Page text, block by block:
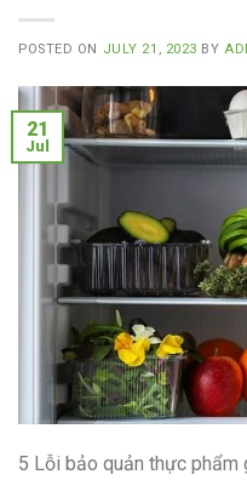
POSTED ON JULY 21, 2023 BY
21
Jul
5 Lỗi bảo quản thực phẩm